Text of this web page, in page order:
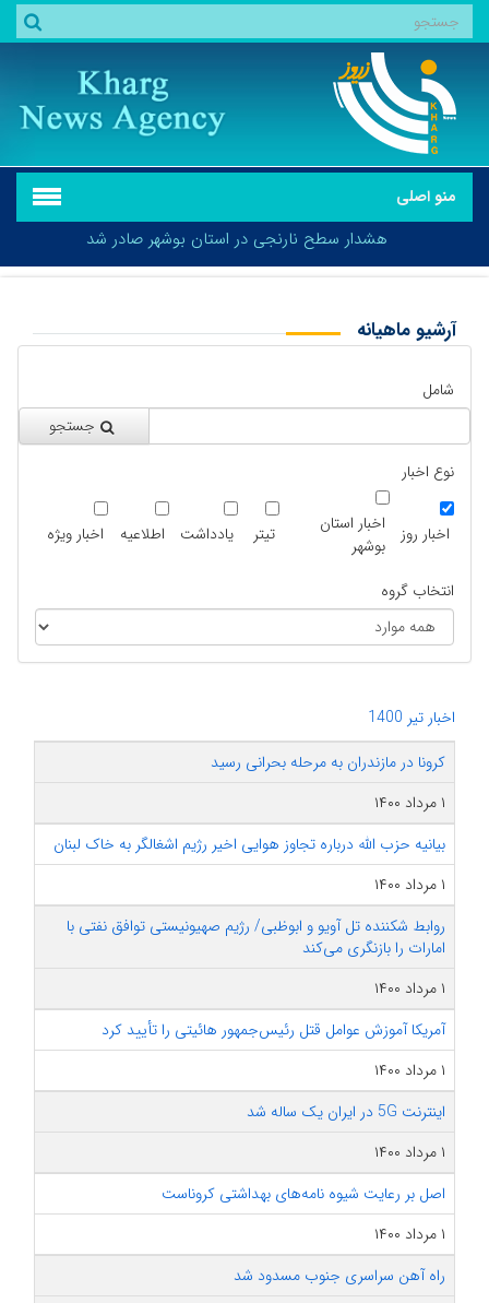
منو اصلی
هشدار سطح نارنجی در استان بوشهر صادر شد
آرشیو ماهیانه
شامل
جستجو
نوع اخبار
اخبار روز
اخبار استان
بوشهر
تیتر یادداشت اطلاعیه اخبار ویژه
انتخاب گروه
اخبار تیر 1400
کرونا در مازندران به مرحله بحرانی رسید
۱ مرداد ۱۴۰۰
بیانیه حزب الله درباره تجاوز هوایی اخیر رژیم اشغالگر به خاک لبنان
۱ مرداد ۱۴۰۰
روابط شکننده تل آویو و ابوظبی/ رژیم صهیونیستی توافق نفتی با
امارات را بازنگری می‌کند
۱ مرداد ۱۴۰۰
آمریکا آموزش عوامل قتل رئیس‌جمهور هائیتی را تأیید کرد
۱ مرداد ۱۴۰۰
اینترنت 5G در ایران یک ساله شد
۱ مرداد ۱۴۰۰
اصل بر رعایت شیوه نامه‌های بهداشتی کروناست
۱ مرداد ۱۴۰۰
راه آهن سراسری جنوب مسدود شد